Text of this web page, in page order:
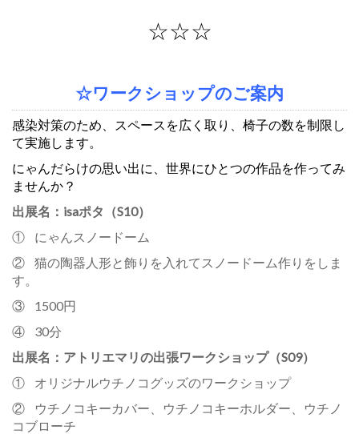
☆☆☆
☆ワークショップのご案内
感染対策のため、スペースを広く取り、椅子の数を制限し
て実施します。
にゃんだらけの思い出に、世界にひとつの作品を作ってみ
ませんか？
出展名：isaポタ（S10）
① にゃんスノードーム
② 猫の陶器人形と飾りを入れてスノードーム作りをしま
す。
③ 1500円
④ 30分
出展名：アトリエマリの出張ワークショップ（S09）
① オリジナルウチノコグッズのワークショップ
② ウチノコキーカバー、ウチノコキーホルダー、ウチノ
コブローチ